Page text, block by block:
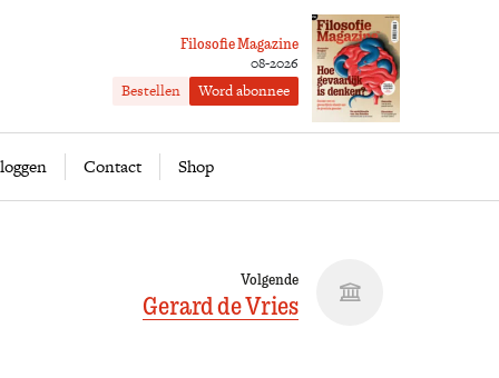
Filosofie Magazine
08-2026
Bestellen Word abonnee
Contact Shop
Word abonnee
Volgende
Gerard de Vries